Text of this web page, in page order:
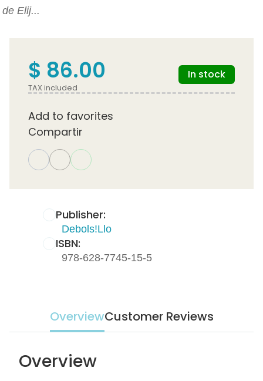
de Elij...
Publisher:
Debols!Llo
ISBN:
978-628-7745-15-5
$ 86.00
TAX included
In stock
Add to favorites
Compartir
OverviewCustomer Reviews
Overview